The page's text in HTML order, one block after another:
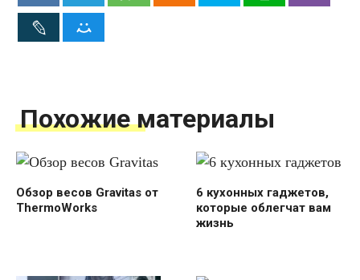
Похожие материалы
Обзор весов Gravitas от
ThermoWorks
6 кухонных гаджетов,
которые облегчат вам
жизнь